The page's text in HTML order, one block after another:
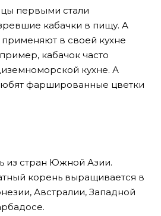
первыми стали
кабачки в пищу. А
в своей кухне
кабачок часто
кухне. А
фаршированные цветки
из стран Южной Азии.
корень выращивается в
Австралии, Западной